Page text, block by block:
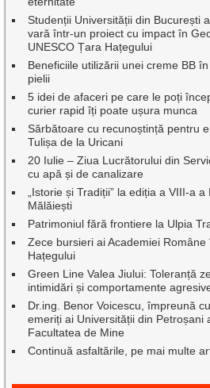
Studenții Universității din București
vară într-un proiect cu impact în
UNESCO Țara Hațegului
Beneficiile utilizării unei creme BB
pielii
5 idei de afaceri pe care le poți
curier rapid îți poate ușura munca
Sărbătoare cu recunoștință pentru
Tulișa de la Uricani
20 Iulie – Ziua Lucrătorului din
cu apă și de canalizare
„Istorie și Tradiții” la ediția a VIII-a
Mălăiești
Patrimoniul fără frontiere la Ulpia
Zece bursieri ai Academiei
Hațegului
Green Line Valea Jiului: Toleranță
intimidări și comportamente
Dr.ing. Benor Voicescu, împreună
emeriți ai Universității din Petroșani
Facultatea de Mine
Continuă asfaltările, pe mai multe